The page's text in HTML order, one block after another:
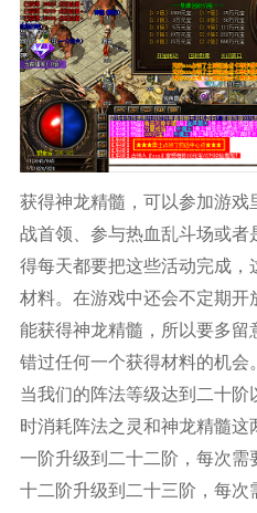
获得神龙精髓，可以参加游
战首领、参与热血乱斗场或
得每天都要把这些活动完成，
材料。在游戏中还会不定期
能获得神龙精髓，所以要多
错过任何一个获得材料的机会。
当我们的阵法等级达到二十阶
时消耗阵法之灵和神龙精髓
一阶升级到二十二阶，每次需
十二阶升级到二十三阶，每次